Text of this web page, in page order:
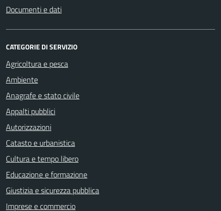
Documenti e dati
CATEGORIE DI SERVIZIO
Agricoltura e pesca
Ambiente
Anagrafe e stato civile
Appalti pubblici
Autorizzazioni
Catasto e urbanistica
Cultura e tempo libero
Educazione e formazione
Giustizia e sicurezza pubblica
Imprese e commercio